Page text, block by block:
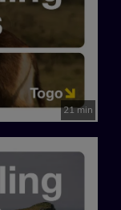
21 min